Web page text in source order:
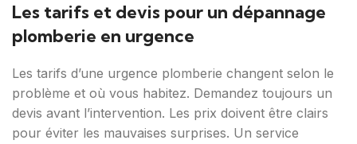
Les tarifs et devis pour un dépannage
plomberie en urgence
Les tarifs d’une urgence plomberie changent selon le
problème et où vous habitez. Demandez toujours un
devis avant l’intervention. Les prix doivent être clairs
pour éviter les mauvaises surprises. Un service